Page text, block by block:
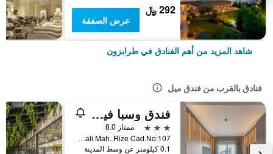
292 ﷼
عرض الصفقة
شاهد المزيد من أهم الفنادق في طرابزون
فنادق بالقرب من فندق ميل
فندق وسبا فينغو
3 نجوم
ممتاز 8.0
Gulyali Mah. Rize Cad.No:107, طرابزون, تركيا
0.1 كيلومتر عن وسط المدينة